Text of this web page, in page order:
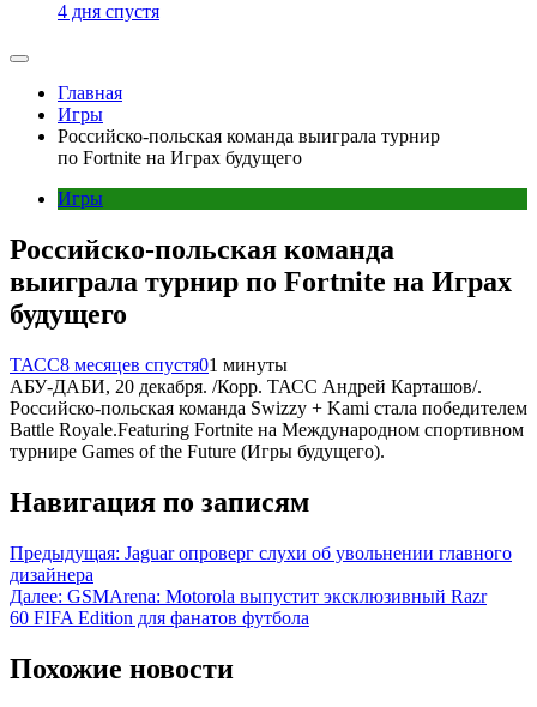
4 дня спустя
Главная
Игры
Российско-польская команда выиграла турнир
по Fortnite на Играх будущего
Игры
Российско-польская команда
выиграла турнир по Fortnite на Играх
будущего
ТАСС8 месяцев спустя01 минуты
АБУ-ДАБИ, 20 декабря. /Корр. ТАСС Андрей Карташов/.
Российско-польская команда Swizzy + Kami стала победителем
Battle Royale.Featuring Fortnite на Международном спортивном
турнире Games of the Future (Игры будущего).
Навигация по записям
Предыдущая: Jaguar опроверг слухи об увольнении главного
дизайнера
Далее: GSMArena: Motorola выпустит эксклюзивный Razr
60 FIFA Edition для фанатов футбола
Похожие новости